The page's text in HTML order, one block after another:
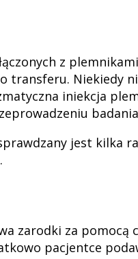
z
transferu. Niekiedy
iniekcja
badania
jest kilka
zarodki za
pacjentce